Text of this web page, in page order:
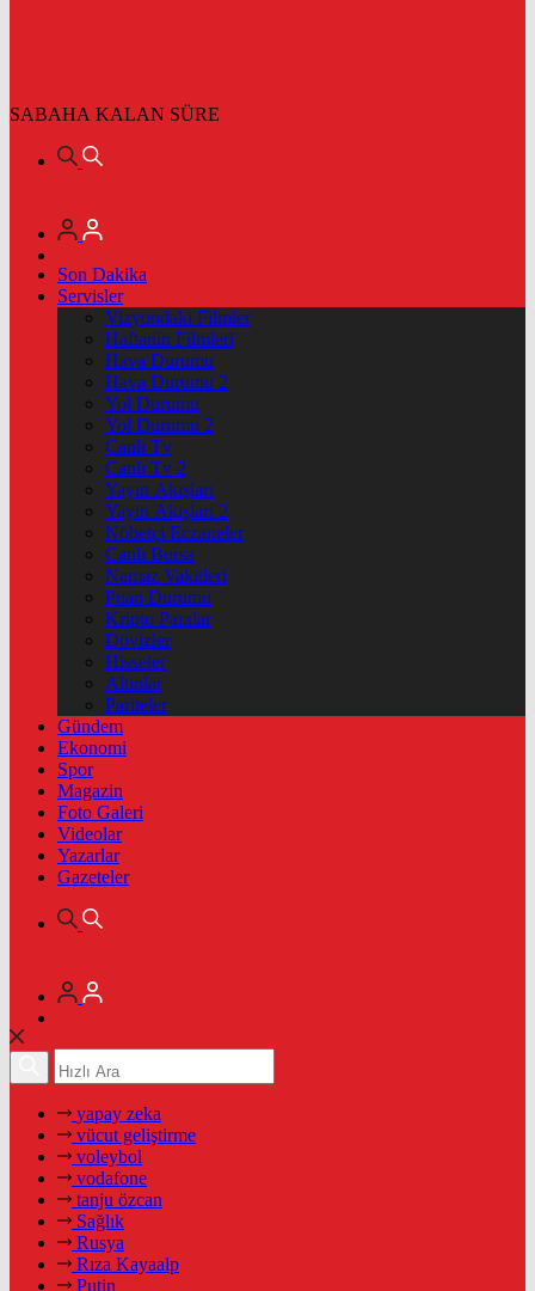
SABAHA KALAN SÜRE
Son Dakika
Servisler
Vizyondaki Filmler
Haftanin Filmleri
Hava Durumu
Hava Durumu 2
Yol Durumu
Yol Durumu 2
Canlı Tv
Canlı Tv 2
Yayın Akışları
Yayın Akışları 2
Nöbetçi Eczaneler
Canlı Borsa
Namaz Vakitleri
Puan Durumu
Kripto Paralar
Dövizler
Hisseler
Altınlar
Pariteler
Gündem
Ekonomi
Spor
Magazin
Foto Galeri
Videolar
Yazarlar
Gazeteler
yapay zeka
vücut geliştirme
voleybol
vodafone
tanju özcan
Sağlık
Rusya
Rıza Kayaalp
Putin